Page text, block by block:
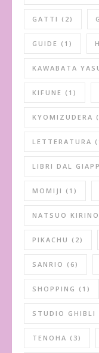
GATTI (2)
GUIDE (1)
KAWABATA
KIFUNE (1)
KYOMIZUDERA
LETTERATURA
LIBRI DAL
MOMIJI (1)
NATSUO KIRINO
PIKACHU (2)
SANRIO (6)
SHOPPING (1)
STUDIO GHIBLI
TENOHA (3)